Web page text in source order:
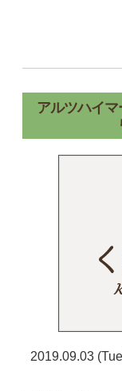
アルツハイ
2019.09.03